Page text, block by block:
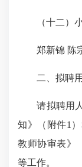
（十二）小
郑新锦 陈
二、拟聘用
请拟聘用人
知》（附件1
教师协审表》
等工作。